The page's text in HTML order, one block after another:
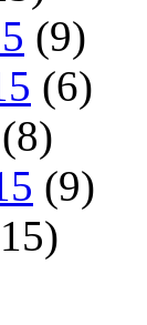
(9)
(6)
(8)
(9)